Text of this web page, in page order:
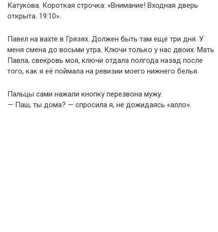
Катукова. Короткая строчка: «Внимание! Входная дверь
открыта. 19:10».
Павел на вахте в Грязях. Должен быть там ещё три дня. У
меня смена до восьми утра. Ключи только у нас двоих. Мать
Павла, свекровь моя, ключи отдала полгода назад после
того, как я её поймала на ревизии моего нижнего белья.
Пальцы сами нажали кнопку перезвона мужу.
— Паш, ты дома? — спросила я, не дожидаясь «алло».